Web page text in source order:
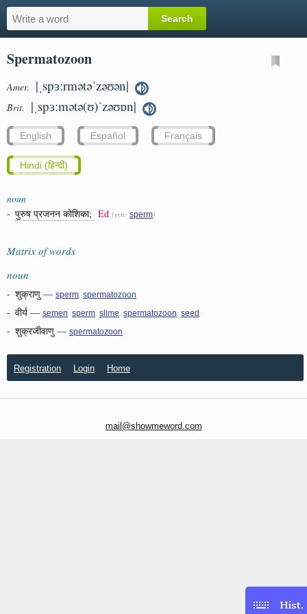
Spermatozoon
Amer. |ˌspɜːrmətəˈzəʊən|
Brit. |ˌspɜːmətə(ʊ)ˈzəʊɒn|
English Español Français
Hindi (हिन्दी)
noun
- पुरुष प्रजनन कोशिका; Ed (syn: sperm)
Matrix of words
noun
- शुक्राणु — sperm spermatozoon
- वीर्य — semen sperm slime spermatozoon seed
- शुक्रजीवाणु — spermatozoon
Registration Login Home
mail@showmeword.com